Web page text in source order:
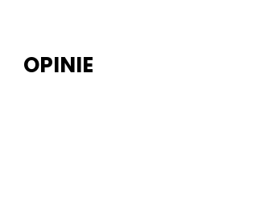
OPINIE